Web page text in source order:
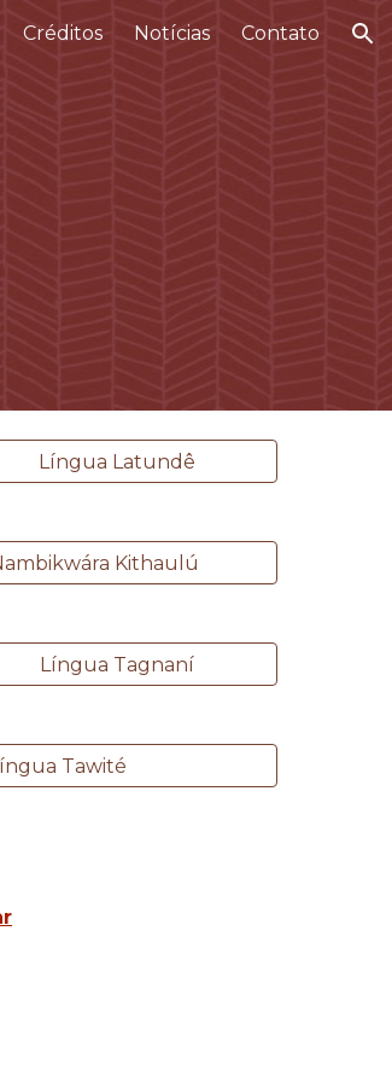
Créditos Notícias Contato
Língua Latundê
Kithaulú
Língua Tagnaní
Tawité